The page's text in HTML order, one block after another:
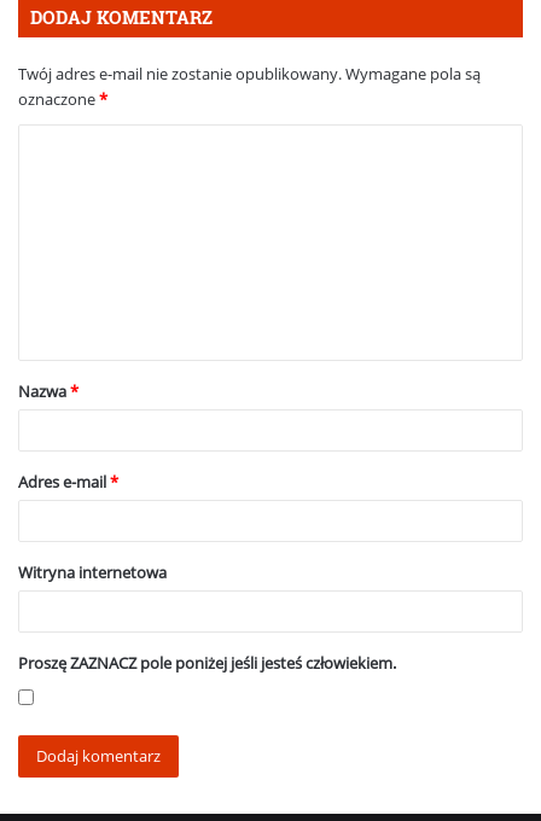
DODAJ KOMENTARZ
Twój adres e-mail nie zostanie opublikowany.Wymagane pola są
oznaczone*
a
rNazwa*
Adres e-mail*
Witryna internetowa
Proszę ZAZNACZ pole poniżej jeśli jesteś człowiekiem.